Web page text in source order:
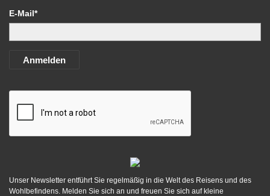
E-Mail*
Anmelden
Unser Newsletter entführt Sie regelmäßig in die Welt des Reisens und des
Wohlbefindens. Melden Sie sich an und freuen Sie sich auf kleine